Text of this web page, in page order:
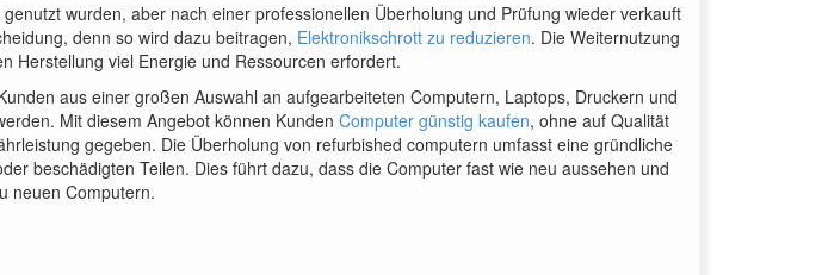
wurden, aber nach einer professionellen Überholung und Prüfung wieder verkauft
denn so wird dazu beitragen, Elektronikschrott zu reduzieren. Die Weiternutzung
Herstellung viel Energie und Ressourcen erfordert.
aus einer großen Auswahl an aufgearbeiteten Computern, Laptops, Druckern und
Mit diesem Angebot können Kunden Computer günstig kaufen, ohne auf Qualität
gegeben. Die Überholung von refurbished computern umfasst eine gründliche
beschädigten Teilen. Dies führt dazu, dass die Computer fast wie neu aussehen und
neuen Computern.